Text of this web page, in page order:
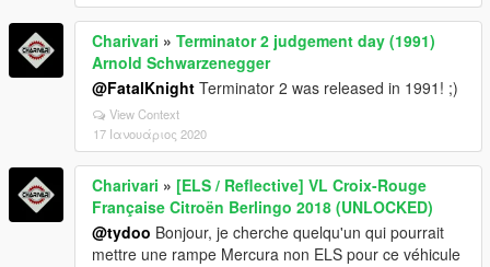
Charivari » Terminator 2 judgement day (1991)
Arnold Schwarzenegger
@FatalKnight Terminator 2 was released in 1991! ;)
View Context
17 Ιανουάριος 2020
Charivari » [ELS / Reflective] VL Croix-Rouge
Française Citroën Berlingo 2018 (UNLOCKED)
@tydoo Bonjour, je cherche quelqu'un qui pourrait
mettre une rampe Mercura non ELS pour ce véhicule